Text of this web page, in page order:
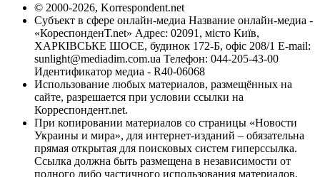
© 2000-2026, Korrespondent.net
Субъект в сфере онлайн-медиа Название онлайн-медиа -
«КореспонденТ.net» Адрес: 02091, місто Київ,
ХАРКІВСЬКЕ ШОСЕ, будинок 172-Б, офіс 208/1 E-mail:
sunlight@mediadim.com.ua Телефон: 044-205-43-00
Идентификатор медиа - R40-06068
Использование любых материалов, размещённых на
сайте, разрешается при условии ссылки на
Корреспондент.net.
При копировании материалов со страницы «Новости
Украины и мира», для интернет-изданий – обязательна
прямая открытая для поисковых систем гиперссылка.
Ссылка должна быть размещена в независимости от
полного либо частичного использования материалов.